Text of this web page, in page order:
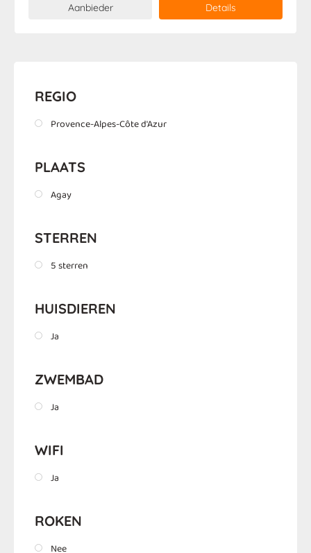
REGIO
Provence-Alpes-Côte d'Azur
PLAATS
Agay
STERREN
5 sterren
HUISDIEREN
Ja
ZWEMBAD
Ja
WIFI
Ja
ROKEN
Nee
Aanbieder Details